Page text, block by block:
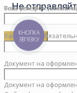
Телефон (обязательно)
Ваш телефон
Ваш e-mail
Документ на
Документ на
Ваш телефон
Ваш e-mail
Документ на
Документ на
Не
КНОПКА
ЗВ'ЯЗКУ